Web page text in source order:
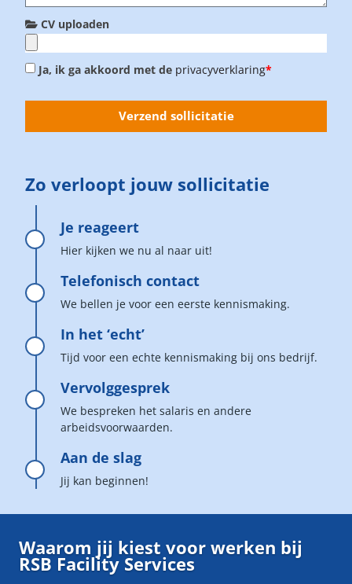
CV uploaden
Ja, ik ga akkoord met de privacyverklaring*
Verzend sollicitatie
Zo verloopt jouw sollicitatie
Je reageert
Hier kijken we nu al naar uit!
Telefonisch contact
We bellen je voor een eerste kennismaking.
In het ‘echt’
Tijd voor een echte kennismaking bij ons bedrijf.
Vervolggesprek
We bespreken het salaris en andere
arbeidsvoorwaarden.
Aan de slag
Jij kan beginnen!
Waarom jij kiest voor werken bij
RSB Facility Services